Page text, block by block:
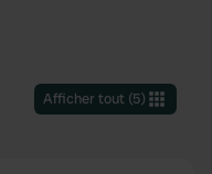
Afficher tout(5)